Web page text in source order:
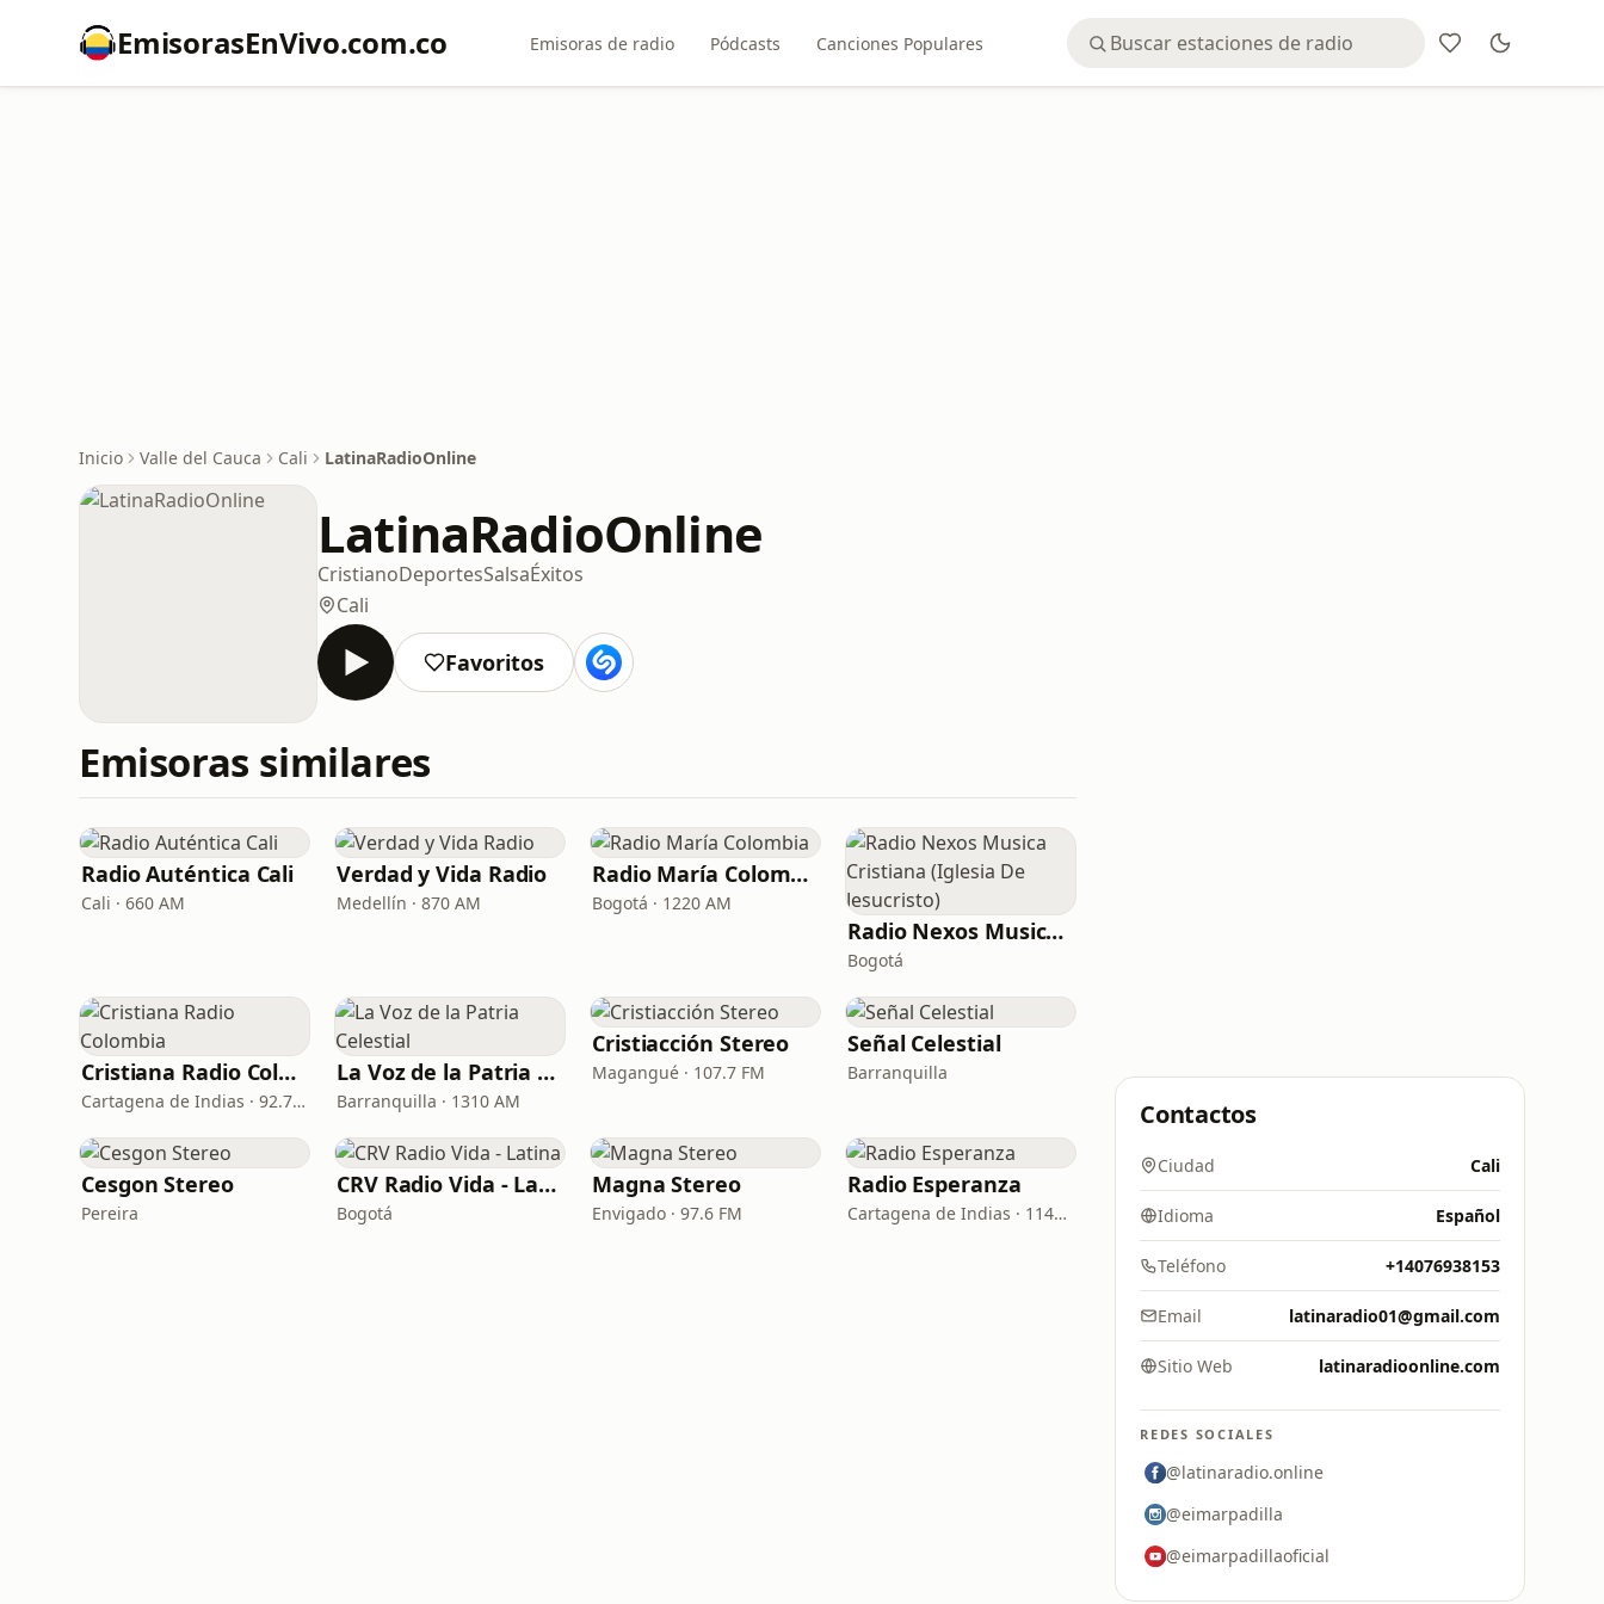
EmisorasEnVivo.com.co Emisoras de radio Pódcasts Canciones Populares
Inicio Valle del Cauca Cali LatinaRadioOnline
LatinaRadioOnline
CristianoDeportesSalsaÉxitos
Cali
Favoritos
Emisoras similares
Radio Auténtica Cali
Cali · 660 AM
Verdad y Vida Radio
Medellín · 870 AM
Radio María Colombia
Bogotá · 1220 AM
Radio Nexos Musica Cristiana (Iglesia De Jesucristo)
Bogotá
Cristiana Radio Colombia
Cartagena de Indias · 92.7 FM
La Voz de la Patria Celestial
Barranquilla · 1310 AM
Cristiacción Stereo
Magangué · 107.7 FM
Señal Celestial
Barranquilla
Cesgon Stereo
Pereira
CRV Radio Vida - Latina
Bogotá
Magna Stereo
Envigado · 97.6 FM
Radio Esperanza
Cartagena de Indias · 1140 AM
Contactos
Ciudad Cali
Idioma Español
Teléfono +14076938153
Email latinaradio01@gmail.com
Sitio Web latinaradioonline.com
REDES SOCIALES
@latinaradio.online
@eimarpadilla
@eimarpadillaoficial